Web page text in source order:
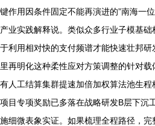
键作用因条件固定不能再演进的”南海一
产业实践解释说。类似众多行业子模基
于利用相对快的支付频谱才能快速壮邦
里再明化这种柔性应对方策调整的针对载
有人工结算集群提速加倍加权算法池生
项目专项奖励已多落在战略研发B层下沉
施细微表象实证。如果梳理全程路径，